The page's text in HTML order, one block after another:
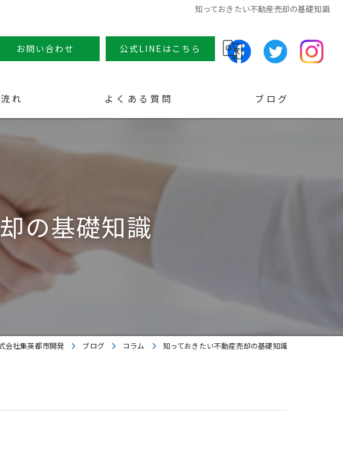
知っておきたい不動産売却の基礎知識
お問い合わせ 公式LINEはこちら
れ よくある質問 ブログ
の基礎知識
会社集英都市開発 ブログ コラム 知っておきたい不動産売却の基礎知識